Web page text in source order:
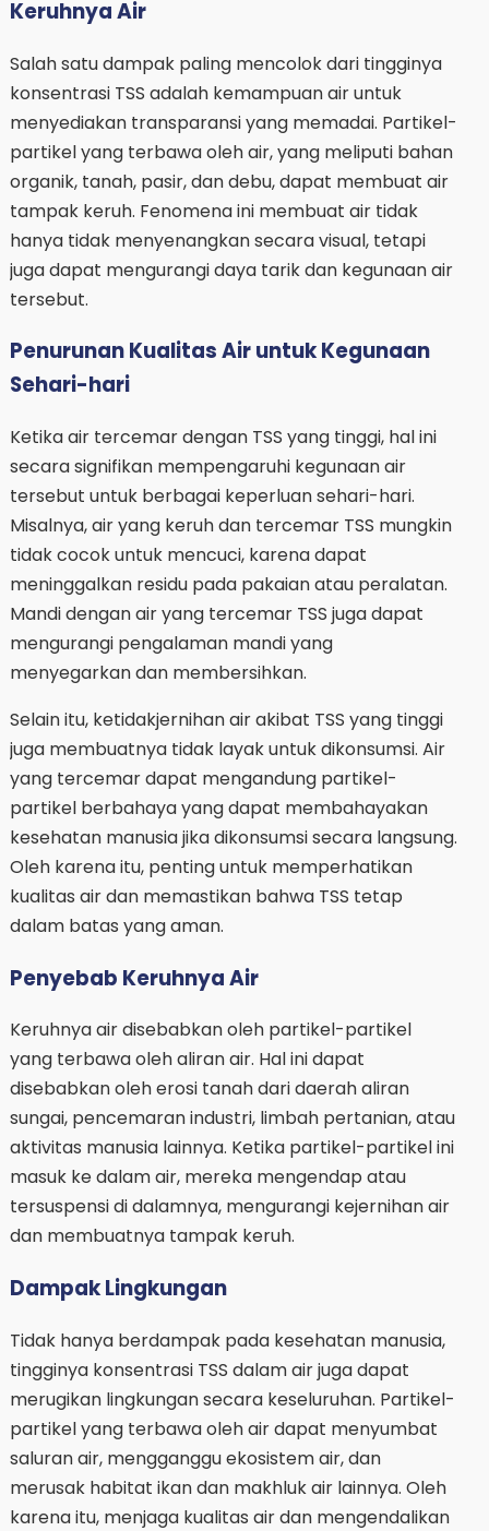
Keruhnya Air
Salah satu dampak paling mencolok dari tingginya
konsentrasi TSS adalah kemampuan air untuk
menyediakan transparansi yang memadai. Partikel-
partikel yang terbawa oleh air, yang meliputi bahan
organik, tanah, pasir, dan debu, dapat membuat air
tampak keruh. Fenomena ini membuat air tidak
hanya tidak menyenangkan secara visual, tetapi
juga dapat mengurangi daya tarik dan kegunaan air
tersebut.
Penurunan Kualitas Air untuk Kegunaan
Sehari-hari
Ketika air tercemar dengan TSS yang tinggi, hal ini
secara signifikan mempengaruhi kegunaan air
tersebut untuk berbagai keperluan sehari-hari.
Misalnya, air yang keruh dan tercemar TSS mungkin
tidak cocok untuk mencuci, karena dapat
meninggalkan residu pada pakaian atau peralatan.
Mandi dengan air yang tercemar TSS juga dapat
mengurangi pengalaman mandi yang
menyegarkan dan membersihkan.
Selain itu, ketidakjernihan air akibat TSS yang tinggi
juga membuatnya tidak layak untuk dikonsumsi. Air
yang tercemar dapat mengandung partikel-
partikel berbahaya yang dapat membahayakan
kesehatan manusia jika dikonsumsi secara langsung.
Oleh karena itu, penting untuk memperhatikan
kualitas air dan memastikan bahwa TSS tetap
dalam batas yang aman.
Penyebab Keruhnya Air
Keruhnya air disebabkan oleh partikel-partikel
yang terbawa oleh aliran air. Hal ini dapat
disebabkan oleh erosi tanah dari daerah aliran
sungai, pencemaran industri, limbah pertanian, atau
aktivitas manusia lainnya. Ketika partikel-partikel ini
masuk ke dalam air, mereka mengendap atau
tersuspensi di dalamnya, mengurangi kejernihan air
dan membuatnya tampak keruh.
Dampak Lingkungan
Tidak hanya berdampak pada kesehatan manusia,
tingginya konsentrasi TSS dalam air juga dapat
merugikan lingkungan secara keseluruhan. Partikel-
partikel yang terbawa oleh air dapat menyumbat
saluran air, mengganggu ekosistem air, dan
merusak habitat ikan dan makhluk air lainnya. Oleh
karena itu, menjaga kualitas air dan mengendalikan